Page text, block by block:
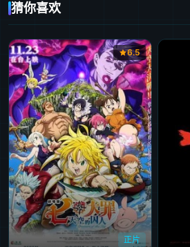
猜你喜欢
正片
6.5